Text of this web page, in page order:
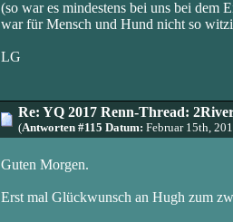
(so war es mindestens bei uns bei dem
war für Mensch und Hund nicht so
LG
Re: YQ 2017 Renn-Thread:
(Antworten #115 Datum: Februar 15th,
Guten Morgen.
Erst mal Glückwunsch an Hugh zum